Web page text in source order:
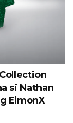
si Nathan
ElmonX